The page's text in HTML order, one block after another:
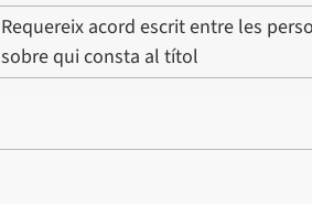
Requereix acord escrit entre les
sobre qui consta al títol